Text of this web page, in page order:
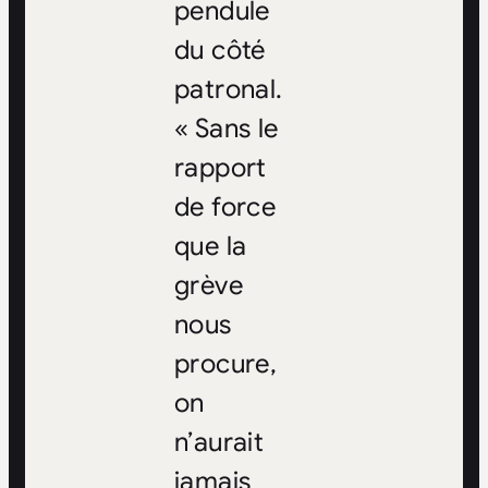
pendule
du côté
patronal.
« Sans le
rapport
de force
que la
grève
nous
procure,
on
n’aurait